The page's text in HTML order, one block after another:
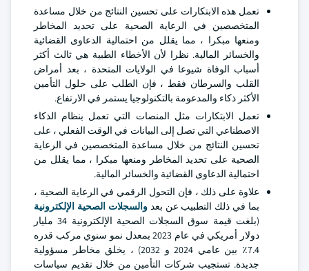
تعمل هذه الابتكارات على تحسين النتائج من خلال مساعدة
المتخصصين في الرعاية الصحية على تحديد المخاطر
ومنعها مبكرا ، مما يقلل من احتمالية الدعاوى القضائية
والخسائر المالية. نظرا لأن الأخطاء الطبية هي ثالث أكثر
أسباب الوفاة شيوعا في الولايات المتحدة ، بعد أمراض
القلب والسرطان فقط ، فإن الطلب على حلول التأمين
الأكثر ذكاء والمدعومة بالتكنولوجيا يستمر في الارتفاع.
تعمل الابتكارات مثل المنصات التي تعمل بنظام الذكاء
الاصطناعي التي تصل إلى البيانات في الوقت الفعلي ، على
تحسين النتائج من خلال مساعدة المتخصصين في الرعاية
الصحية على تحديد المخاطر ومنعها مبكرا ، مما يقلل من
احتمالية الدعاوى القضائية والخسائر المالية.
علاوة على ذلك ، فإن التحول الرقمي في الرعاية الصحية ،
بما في ذلك التطبيب عن بعدوالسجلات الصحية الإلكترونية
(بلغت قيمة سوق السجلات الصحية الإلكترونية 34 مليار
دولار أمريكي في عام 2023 بمعدل نمو سنوي مركب قدره
7.4٪ بين عامي 2024 و 2032) ، يخلق مخاطر مسؤولية
جديدة. تستجيب شركات التأمين من خلال تقديم سياسات